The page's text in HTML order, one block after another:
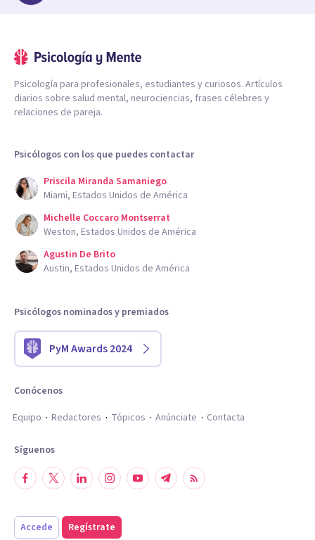
Psicología para profesionales, estudiantes y curiosos. Artículos
diarios sobre salud mental, neurociencias, frases célebres y
relaciones de pareja.
Psicólogos con los que puedes contactar
Priscila Miranda Samaniego
Miami, Estados Unidos de América
Michelle Coccaro Montserrat
Weston, Estados Unidos de América
Agustin De Brito
Austin, Estados Unidos de América
Psicólogos nominados y premiados
PyM Awards 2024
Conócenos
Equipo
Redactores Tópicos Anúnciate Contacta
Síguenos
Accede Regístrate